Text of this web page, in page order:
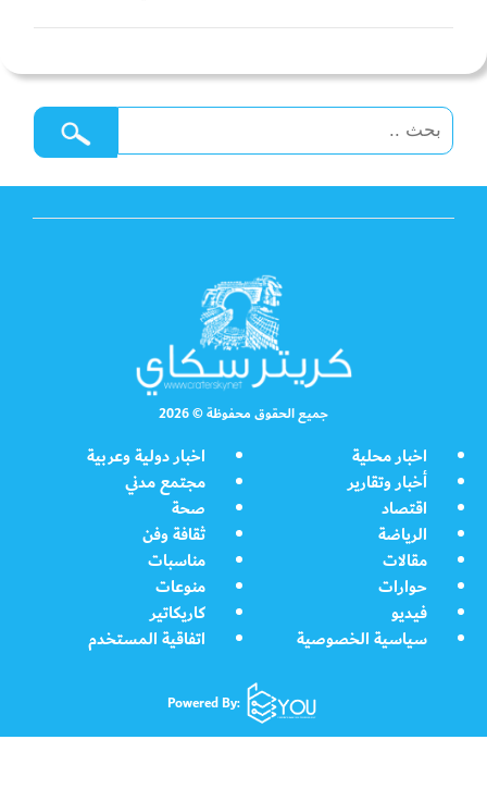
جميع الحقوق محفوظة © 2026
اخبار محلية
اخبار دولية وعربية
أخبار وتقارير
مجتمع مدني
اقتصاد
صحة
الرياضة
ثقافة وفن
مقالات
مناسبات
حوارات
منوعات
فيديو
كاريكاتير
سياسية الخصوصية
اتفاقية المستخدم
Powered By: